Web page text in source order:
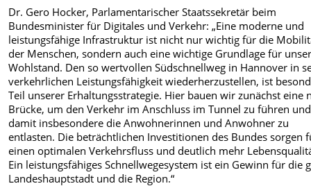
Dr. Gero Hocker, Parlamentarischer Staatssekretär beim
Bundesminister für Digitales und Verkehr: „Eine moderne und
leistungsfähige Infrastruktur ist nicht nur wichtig für die
der Menschen, sondern auch eine wichtige Grundlage für
Wohlstand. Den so wertvollen Südschnellweg in Hannover in
verkehrlichen Leistungsfähigkeit wiederherzustellen, ist
Teil unserer Erhaltungsstrategie. Hier bauen wir zunächst eine
Brücke, um den Verkehr im Anschluss im Tunnel zu führen und
damit insbesondere die Anwohnerinnen und Anwohner zu
entlasten. Die beträchtlichen Investitionen des Bundes sorgen
einen optimalen Verkehrsfluss und deutlich mehr
Ein leistungsfähiges Schnellwegesystem ist ein Gewinn für die
Landeshauptstadt und die Region.“